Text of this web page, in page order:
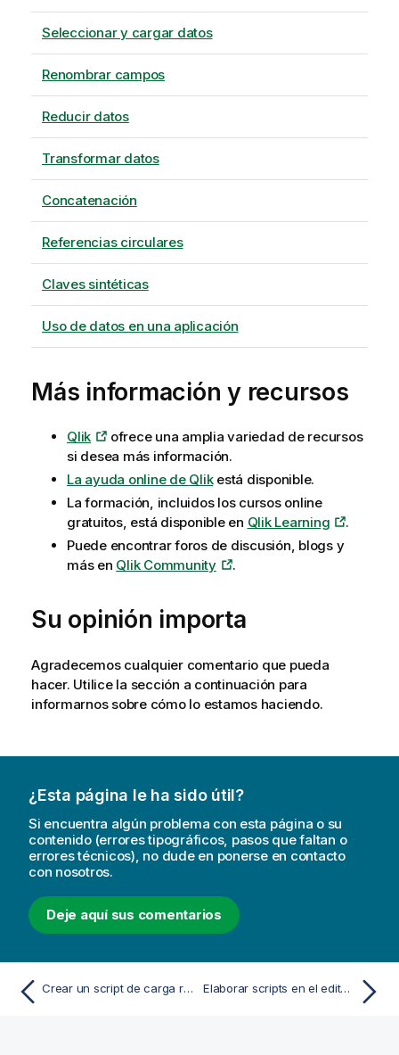
Seleccionar y cargar datos
Renombrar campos
Reducir datos
Transformar datos
Concatenación
Referencias circulares
Claves sintéticas
Uso de datos en una aplicación
Más información y recursos
Qlik
ofrece una amplia variedad de recursos
si desea más información.
La ayuda online de Qlikestá disponible.
La formación, incluidos los cursos online
gratuitos, está disponible en Qlik Learning
.
Puede encontrar foros de discusión, blogs y
más en Qlik Community .
Su opinión importa
Agradecemos cualquier comentario que pueda
hacer. Utilice la sección a continuación para
informarnos sobre cómo lo estamos haciendo.
¿Esta página le ha sido útil?
Si encuentra algún problema con esta página o su
contenido (errores tipográficos, pasos que faltan o
errores técnicos), no dude en ponerse en contacto
con nosotros.
Deje aquí sus comentarios
Crear un script de carga reutilizable con archivos QVS Elaborar scripts en el editor de carga de datos